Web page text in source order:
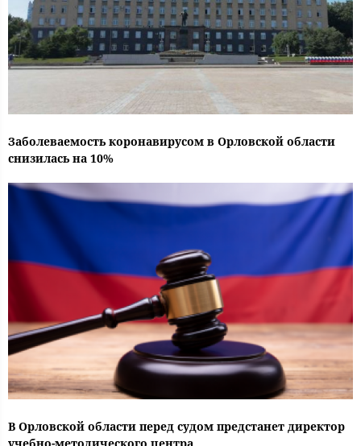
Заболеваемость коронавирусом в Орловской области
снизилась на 10%
В Орловской области перед судом предстанет директор